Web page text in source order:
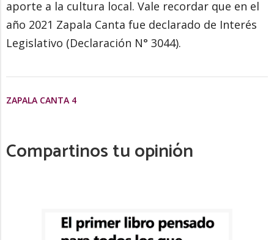
aporte a la cultura local. Vale recordar que en el
año 2021 Zapala Canta fue declarado de Interés
Legislativo (Declaración N° 3044).
ZAPALA CANTA 4
Compartinos tu opinión